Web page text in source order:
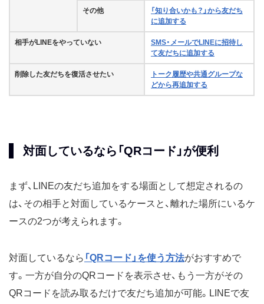
その他
「知り合いかも？」から友だち
に追加する
相手がLINEをやっていない
SMS・メールでLINEに招待し
て友だちに追加する
削除した友だちを復活させたい
トーク履歴や共通グループな
どから再追加する
対面しているなら「QRコード」が便利
まず、LINEの友だち追加をする場面として想定されるの
は、その相手と対面しているケースと、離れた場所にいるケ
ースの2つが考えられます。
対面しているなら 「QRコード」を使う方法がおすすめで
す。一方が自分のQRコードを表示させ、もう一方がその
QRコードを読み取るだけで友だち追加が可能。LINEで友